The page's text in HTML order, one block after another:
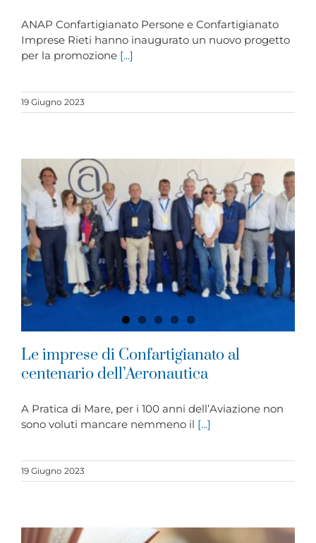
ANAP Confartigianato Persone e Confartigianato
Imprese Rieti hanno inaugurato un nuovo progetto
per la promozione [...]
19 Giugno 2023
Le imprese di Confartigianato al
centenario dell’Aeronautica
A Pratica di Mare, per i 100 anni dell’Aviazione non
sono voluti mancare nemmeno il [...]
19 Giugno 2023